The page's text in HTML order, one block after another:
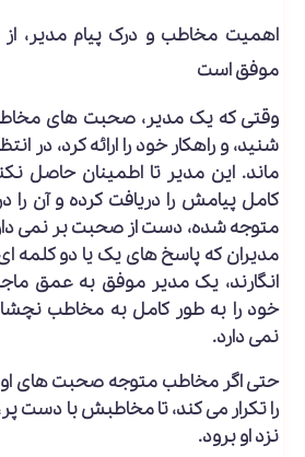
اهمیت مخاطب و درک پیام مدیر،
موفق است
وقتی که یک مدیر، صحبت های
شنید، و راهکار خود را ارائه کرد، در
ماند. این مدیر تا اطمینان حاصل
کامل پیامش را دریافت کرده و آن را
متوجه شده، دست از صحبت بر نمی
مدیران که پاسخ های یک یا دو کلمه
انگارند، یک مدیر موفق به عمق
خود را به طور کامل به مخاطب
نمی دارد.
حتی اگر مخاطب متوجه صحبت های او
را تکرار می کند، تا مخاطبش با دست
نزد او برود.